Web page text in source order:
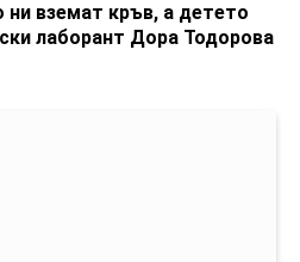
ни вземат кръв, а детето
лаборант Дора Тодорова